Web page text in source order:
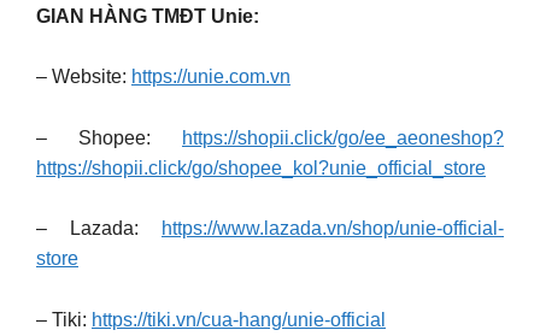
GIAN HÀNG TMĐT Unie:
– Website: https://unie.com.vn
– Shopee:
https://shopii.click/go/ee_aeoneshop?
https://shopii.click/go/shopee_kol?unie_official_store
– Lazada:
https://www.lazada.vn/shop/unie-official-
store
– Tiki: https://tiki.vn/cua-hang/unie-official